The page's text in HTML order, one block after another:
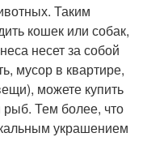
Таким
кошек или собак,
несет за собой
мусор в квартире,
можете купить
рыб. Тем более, что
украшением